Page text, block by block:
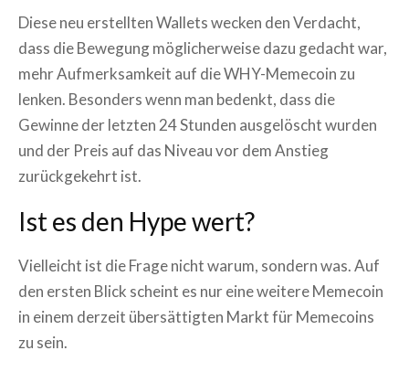
Diese neu erstellten Wallets wecken den Verdacht,
dass die Bewegung möglicherweise dazu gedacht war,
mehr Aufmerksamkeit auf die WHY-Memecoin zu
lenken. Besonders wenn man bedenkt, dass die
Gewinne der letzten 24 Stunden ausgelöscht wurden
und der Preis auf das Niveau vor dem Anstieg
zurückgekehrt ist.
Ist es den Hype wert?
Vielleicht ist die Frage nicht warum, sondern was. Auf
den ersten Blick scheint es nur eine weitere Memecoin
in einem derzeit übersättigten Markt für Memecoins
zu sein.